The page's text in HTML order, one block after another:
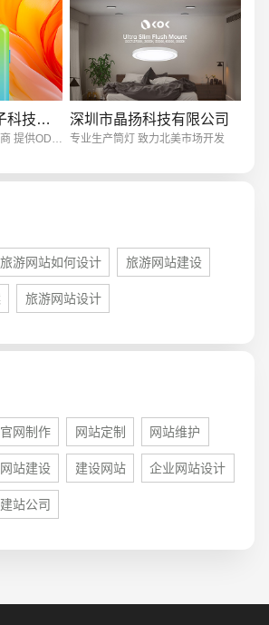
深圳市赛尔美电子科技有限公司
电子雾化设备制造服务商 提供ODM/OEM服务
深圳市晶扬科技有限公司
专业生产筒灯 致力北美市场开发
旅游网站如何设计 旅游网站建设
旅游网站设计
官网制作 网站定制 网站维护
站建设 建设网站 企业网站设计
建站公司
系统平台开发 · 微信小程序开发 ·
算 1万-3万 3万-5万